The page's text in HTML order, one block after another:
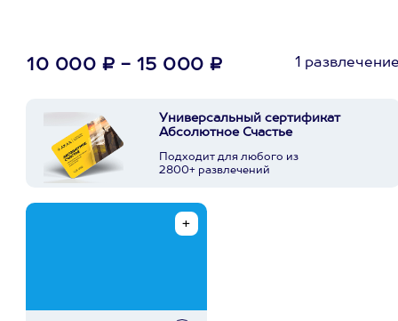
10 000 ₽ - 15 000 ₽ 1
Универсальный сертификат
Абсолютное Счастье
Подходит для любого из
2800+ развлечений